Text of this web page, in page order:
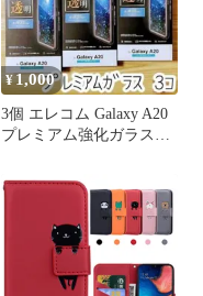
¥1,000
3個 エレコム Galaxy A20
プレミアム強化ガラスフ